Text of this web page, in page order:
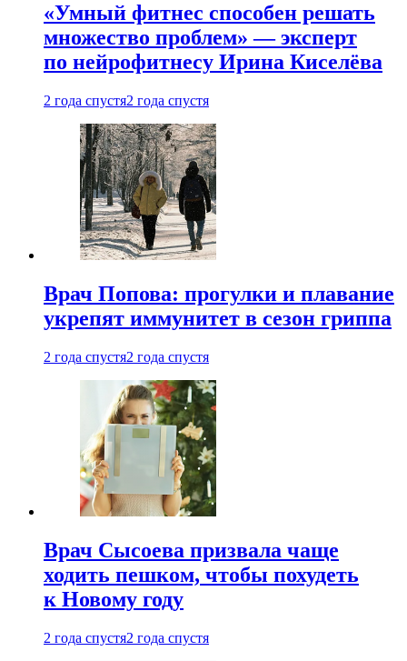
«Умный фитнес способен решать
множество проблем» — эксперт
по нейрофитнесу Ирина Киселёва
2 года спустя2 года спустя
Врач Попова: прогулки и плавание
укрепят иммунитет в сезон гриппа
2 года спустя2 года спустя
Врач Сысоева призвала чаще
ходить пешком, чтобы похудеть
к Новому году
2 года спустя2 года спустя